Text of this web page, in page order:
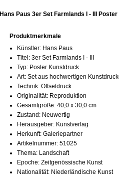
Hans Paus 3er Set Farmlands I - III
Produktmerkmale
Künstler: Hans Paus
Titel: 3er Set Farmlands I - III
Typ: Poster Kunstdruck
Art: Set aus hochwertigen
Technik: Offsetdruck
Originalität: Reproduktion
Gesamtgröße: 40,0 x 30,0 cm
Zustand: Neuwertig
Herausgeber: Kunstverlag
Herkunft: Galeriepartner
Artikelnummer: 51025
Thema: Landschaft
Epoche: Zeitgenössische Kunst
Nationalität: Niederländische Kunst